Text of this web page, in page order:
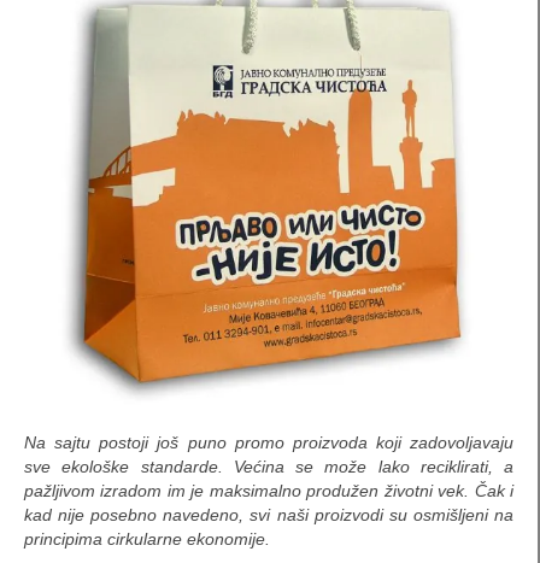
futrole za diplome
kutije za prirodni sapun
trouglaste kutije
dugački pillow box
Kutije za sveće
štancovane kutije-kese
Ambalaža za piće
Ambalaža za vino
Pivska ambalaža
nalepnice, etikete, omoti
Na sajtu postoji još puno promo proizvoda koji zadovoljavaju
sve ekološke standarde. Većina se može lako reciklirati, a
pažljivom izradom im je maksimalno produžen životni vek. Čak i
kad nije posebno navedeno, svi naši proizvodi su osmišljeni na
principima cirkularne ekonomije.